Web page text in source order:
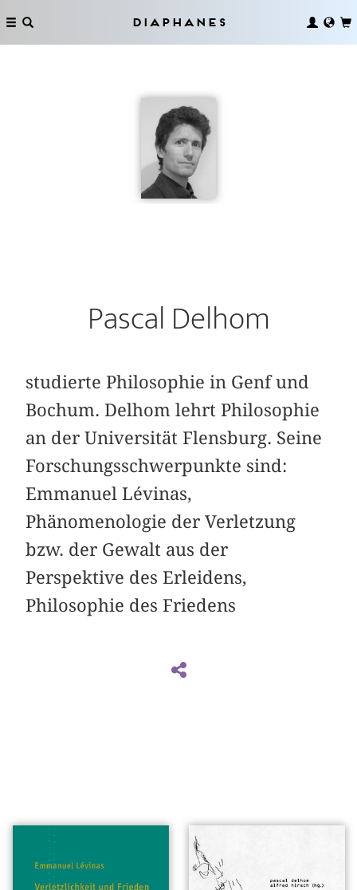
Diaphanes
Pascal Delhom
studierte Philosophie in Genf und
Bochum. Delhom lehrt Philosophie
an der Universität Flensburg. Seine
Forschungsschwerpunkte sind:
Emmanuel Lévinas,
Phänomenologie der Verletzung
bzw. der Gewalt aus der
Perspektive des Erleidens,
Philosophie des Friedens